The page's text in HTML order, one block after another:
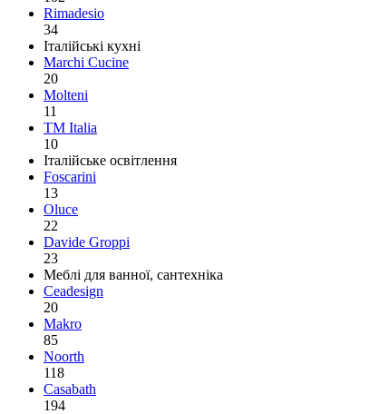
Rimadesio
34
Італійські кухні
Marchi Cucine
20
Molteni
11
TM Italia
10
Італійське освітлення
Foscarini
13
Oluce
22
Davide Groppi
23
Меблі для ванної, сантехніка
Ceadesign
20
Makro
85
Noorth
118
Сasabath
194